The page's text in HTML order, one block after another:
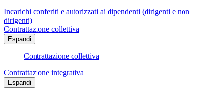
Incarichi conferiti e autorizzati ai dipendenti (dirigenti e non
dirigenti)
Contrattazione collettiva
Espandi
Contrattazione collettiva
Contrattazione integrativa
Espandi